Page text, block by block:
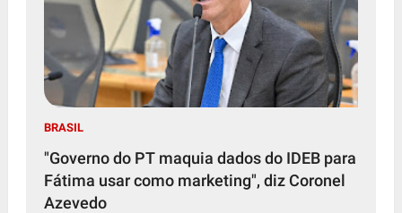
BRASIL
"Governo do PT maquia dados do IDEB para
Fátima usar como marketing", diz Coronel
Azevedo